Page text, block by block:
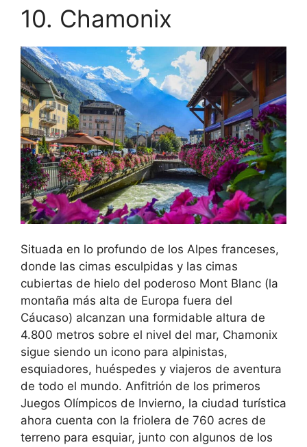
10. Chamonix
Situada en lo profundo de los Alpes franceses,
donde las cimas esculpidas y las cimas
cubiertas de hielo del poderoso Mont Blanc (la
montaña más alta de Europa fuera del
Cáucaso) alcanzan una formidable altura de
4.800 metros sobre el nivel del mar, Chamonix
sigue siendo un icono para alpinistas,
esquiadores, huéspedes y viajeros de aventura
de todo el mundo. Anfitrión de los primeros
Juegos Olímpicos de Invierno, la ciudad turística
ahora cuenta con la friolera de 760 acres de
terreno para esquiar, junto con algunos de los